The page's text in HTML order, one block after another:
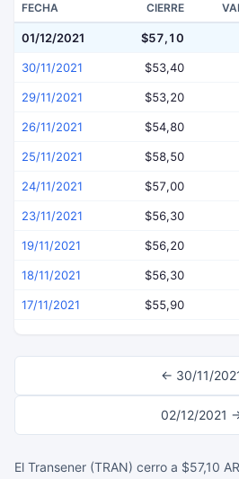
FECHA CIERRE
01/12/2021 $57,10
30/11/2021 $53,40
29/11/2021 $53,20
26/11/2021 $54,80
25/11/2021 $58,50
24/11/2021 $57,00
23/11/2021 $56,30
19/11/2021 $56,20
18/11/2021 $56,30
17/11/2021 $55,90
← 30/11/
02/12/2021
El Transener (TRAN) cerro a $57,10